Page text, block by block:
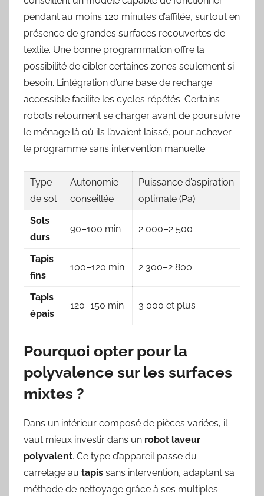
pendant au moins 120 minutes d’affilée, surtout en
présence de grandes surfaces recouvertes de
textile. Une bonne programmation offre la
possibilité de cibler certaines zones seulement si
besoin. L’intégration d’une base de recharge
accessible facilite les cycles répétés. Certains
robots retournent se charger avant de poursuivre
le ménage là où ils l’avaient laissé, pour achever
le programme sans intervention manuelle.
Type
de sol
Autonomie
conseillée
Puissance d’aspiration
optimale (Pa)
Sols
durs
90–100 min 2 000–2 500
Tapis
fins
100–120 min 2 300–2 800
Tapis
épais
120–150 min 3 000 et plus
Pourquoi opter pour la
polyvalence sur les surfaces
mixtes ?
Dans un intérieur composé de pièces variées, il
vaut mieux investir dans un robot laveur
polyvalent. Ce type d’appareil passe du
carrelage au tapis sans intervention, adaptant sa
méthode de nettoyage grâce à ses multiples